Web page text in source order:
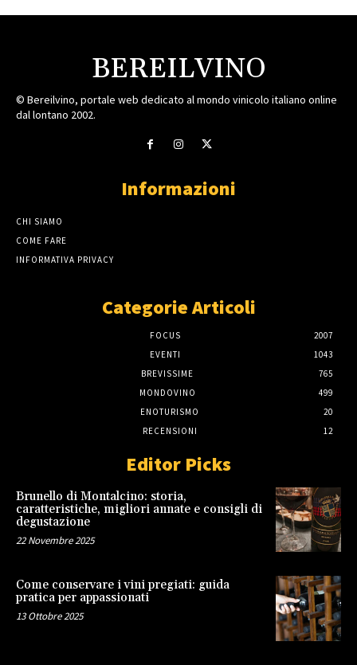
BEREILVINO
© Bereilvino, portale web dedicato al mondo vinicolo italiano online
dal lontano 2002.
Informazioni
CHI SIAMO
COME FARE
INFORMATIVA PRIVACY
Categorie Articoli
FOCUS
2007
EVENTI
1043
BREVISSIME
765
MONDOVINO
499
ENOTURISMO
20
RECENSIONI
12
Editor Picks
Brunello di Montalcino: storia,
caratteristiche, migliori annate e consigli di
degustazione
22 Novembre 2025
Come conservare i vini pregiati: guida
pratica per appassionati
13 Ottobre 2025